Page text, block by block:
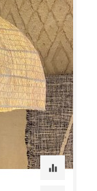
equalizer